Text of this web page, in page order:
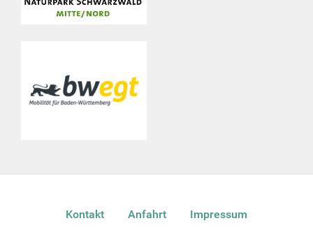
Kontakt Anfahrt Impressum